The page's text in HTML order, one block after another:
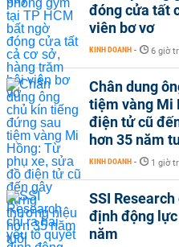
đóng cửa tất
viên bơ vơ
KINH DOANH - 6 giờ
Chân dung
tiệm vàng Mi
điện tử cũ
hơn 35 năm
KINH DOANH - 1 giờ
SSI
định động
năm